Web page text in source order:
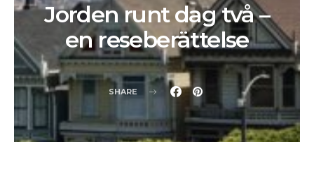
Jorden runt dag två –
en reseberättelse
SHARE